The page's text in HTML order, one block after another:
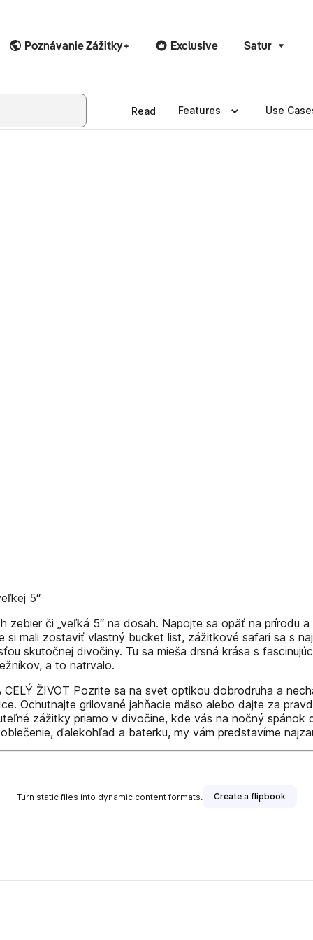
Poznávanie Zážitky+ Exclusive Satur